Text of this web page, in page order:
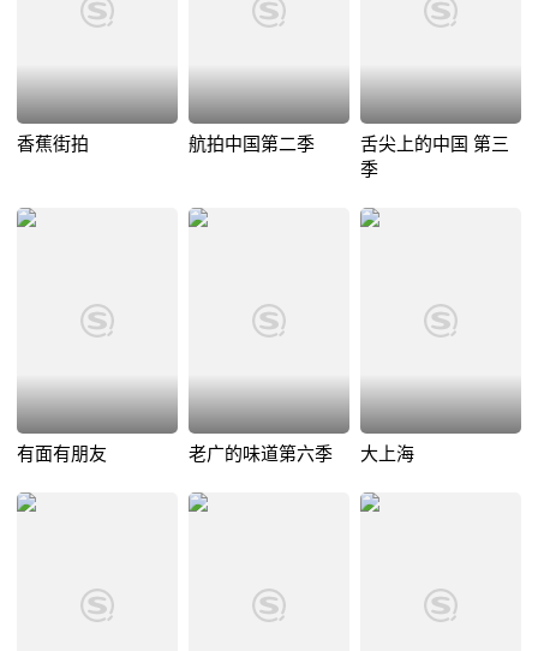
香蕉街拍 航拍中国第二季
舌尖上的中国 第三
季
有面有朋友 老广的味道第六季 大上海